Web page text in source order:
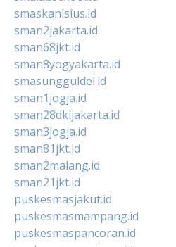
smaskanisius.id
sman2jakarta.id
sman68jkt.id
sman8yogyakarta.id
smasungguldel.id
sman1jogja.id
sman28dkijakarta.id
sman3jogja.id
sman81jkt.id
sman2malang.id
sman21jkt.id
puskesmasjakut.id
puskesmasmampang.id
puskesmaspancoran.id